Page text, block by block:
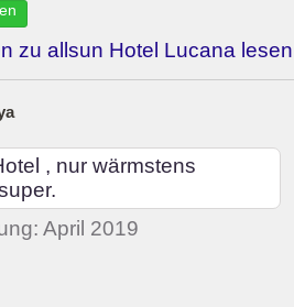
zu allsun Hotel Lucana lesen
, nur wärmstens
April 2019